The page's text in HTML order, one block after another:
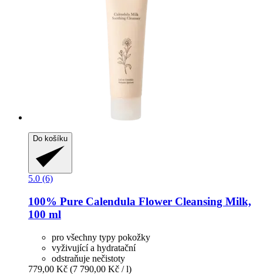
Do košíku
5.0 (6)
100% Pure Calendula Flower Cleansing Milk,
100 ml
pro všechny typy pokožky
vyživující a hydratační
odstraňuje nečistoty
779,00 Kč (7 790,00 Kč / l)